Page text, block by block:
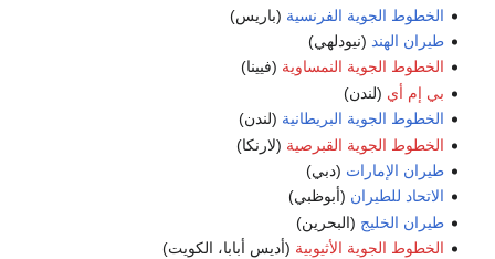
الخطوط الجوية الفرنسية (باريس)
طيران الهند (نيودلهي)
الخطوط الجوية النمساوية (فيينا)
بي إم أي (لندن)
الخطوط الجوية البريطانية (لندن)
الخطوط الجوية القبرصية (لارنكا)
طيران الإمارات (دبي)
الاتحاد للطيران (أبوظبي)
طيران الخليج (البحرين)
الخطوط الجوية الأثيوبية (أديس أبابا، الكويت)